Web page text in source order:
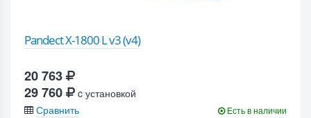
Pandect X-1800 L v3 (v4)
20 763
29 760
c установкой
Сравнить
Есть в наличии